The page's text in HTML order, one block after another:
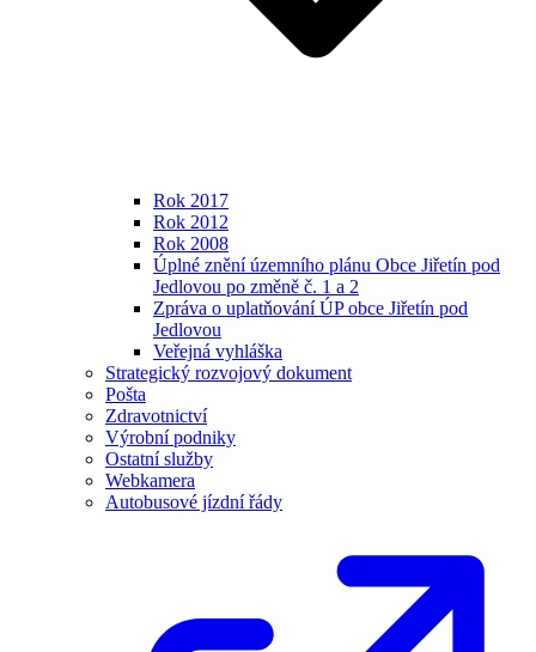
Rok 2017
Rok 2012
Rok 2008
Úplné znění územního plánu Obce Jiřetín pod
Jedlovou po změně č. 1 a 2
Zpráva o uplatňování ÚP obce Jiřetín pod
Jedlovou
Veřejná vyhláška
Strategický rozvojový dokument
Pošta
Zdravotnictví
Výrobní podniky
Ostatní služby
Webkamera
Autobusové jízdní řády